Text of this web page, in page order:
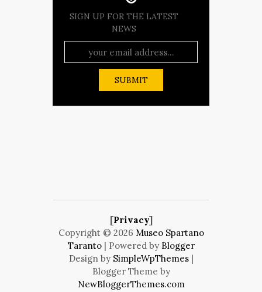
SIGN UP FOR THE LATEST
NEWS
[Privacy]
Copyright © 2026 Museo Spartano
Taranto
| Powered by Blogger
Design by SimpleWpThemes|
Blogger Theme by
NewBloggerThemes.com